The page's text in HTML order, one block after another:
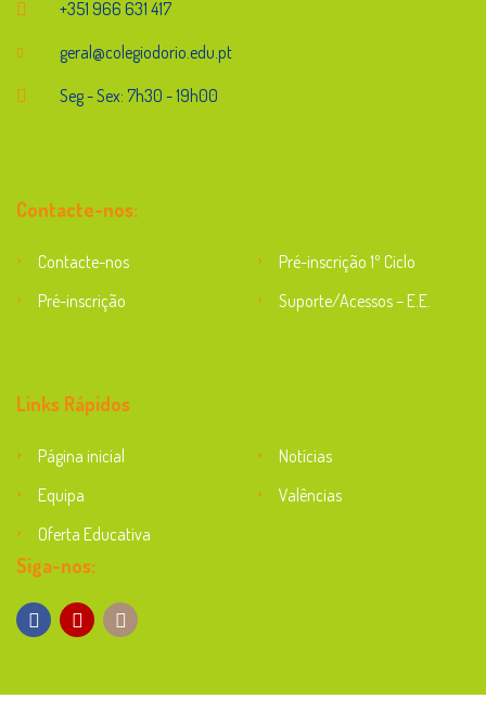
+351 966 631 417
geral@colegiodorio.edu.pt
Seg - Sex: 7h30 - 19h00
Contacte-nos:
Contacte-nos
Pré-inscrição 1º Ciclo
Pré-inscrição
Suporte/Acessos – E.E.
Links Rápidos
Página inicial
Notícias
Equipa
Valências
Oferta Educativa
Siga-nos: